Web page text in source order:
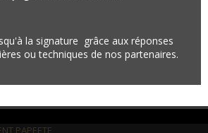
la signature grâce aux réponses
ou techniques de nos partenaires.
PAPEETE